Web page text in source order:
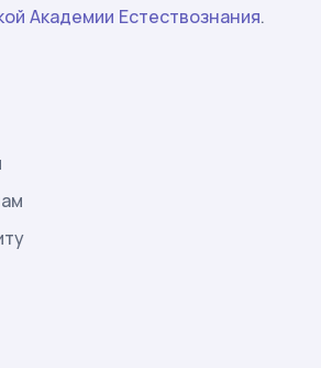
Академии Естествознания.